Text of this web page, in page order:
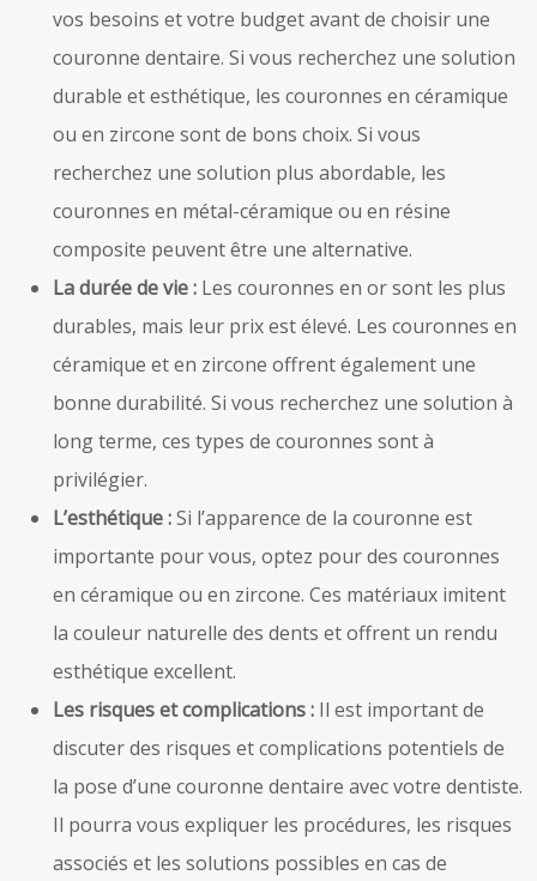
vos besoins et votre budget avant de choisir une
couronne dentaire. Si vous recherchez une solution
durable et esthétique, les couronnes en céramique
ou en zircone sont de bons choix. Si vous
recherchez une solution plus abordable, les
couronnes en métal-céramique ou en résine
composite peuvent être une alternative.
La durée de vie : Les couronnes en or sont les plus
durables, mais leur prix est élevé. Les couronnes en
céramique et en zircone offrent également une
bonne durabilité. Si vous recherchez une solution à
long terme, ces types de couronnes sont à
privilégier.
L’esthétique :Si l’apparence de la couronne est
importante pour vous, optez pour des couronnes
en céramique ou en zircone. Ces matériaux imitent
la couleur naturelle des dents et offrent un rendu
esthétique excellent.
Les risques et complications : Il est important de
discuter des risques et complications potentiels de
la pose d’une couronne dentaire avec votre dentiste.
Il pourra vous expliquer les procédures, les risques
associés et les solutions possibles en cas de